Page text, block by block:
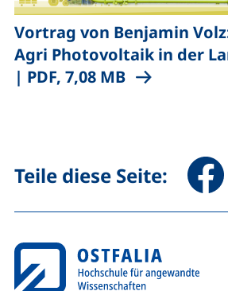
Vortrag von Benjamin
Agri Photovoltaik in der
| PDF, 7,08 MB(öffnet
Teile diese Seite: Seite